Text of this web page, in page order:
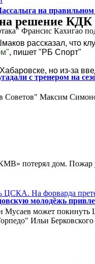
на правильном
Франсис Кахигао
с тренером на
Советов" Максим
потерял дом. Пожар
молодёжь
Ильи
решение КДК
рассказал, что
, пишет "РБ Спорт"
но из-за
Мусаев может